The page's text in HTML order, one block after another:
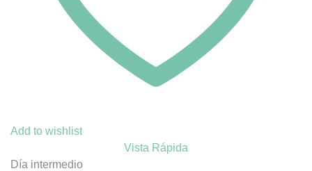
Add to wishlist
Vista Rápida
Día intermedio